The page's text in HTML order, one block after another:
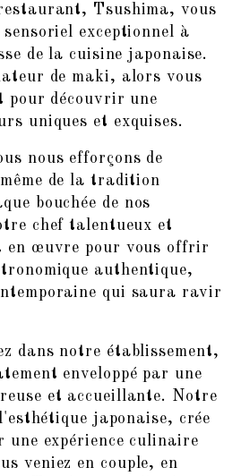
Tsushima, vous
exceptionnel à
de la cuisine japonaise.
de maki, alors vous
pour découvrir une
uniques et exquises.
nous efforçons de
de la tradition
bouchée de nos
chef talentueux et
en œuvre pour vous offrir
authentique,
qui saura ravir
dans notre établissement,
enveloppé par une
et accueillante. Notre
japonaise, crée
une expérience culinaire
veniez en couple, en